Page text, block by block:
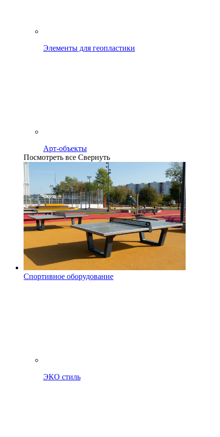
Элементы для геопластики
Арт-объекты
Посмотреть все Свернуть
Спортивное оборудование
ЭКО стиль